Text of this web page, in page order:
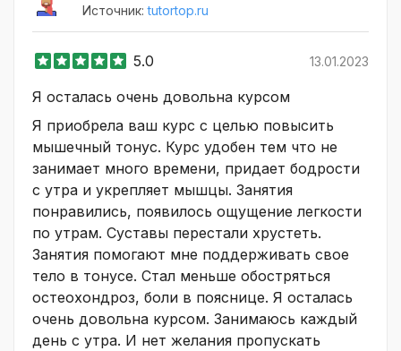
Источник:tutortop.ru
5.0 13.01.2023
Я осталась очень довольна курсом
Я приобрела ваш курс с целью повысить
мышечный тонус. Курс удобен тем что не
занимает много времени, придает бодрости
с утра и укрепляет мышцы. Занятия
понравились, появилось ощущение легкости
по утрам. Суставы перестали хрустеть.
Занятия помогают мне поддерживать свое
тело в тонусе. Стал меньше обостряться
остеохондроз, боли в пояснице. Я осталась
очень довольна курсом. Занимаюсь каждый
день с утра. И нет желания пропускать